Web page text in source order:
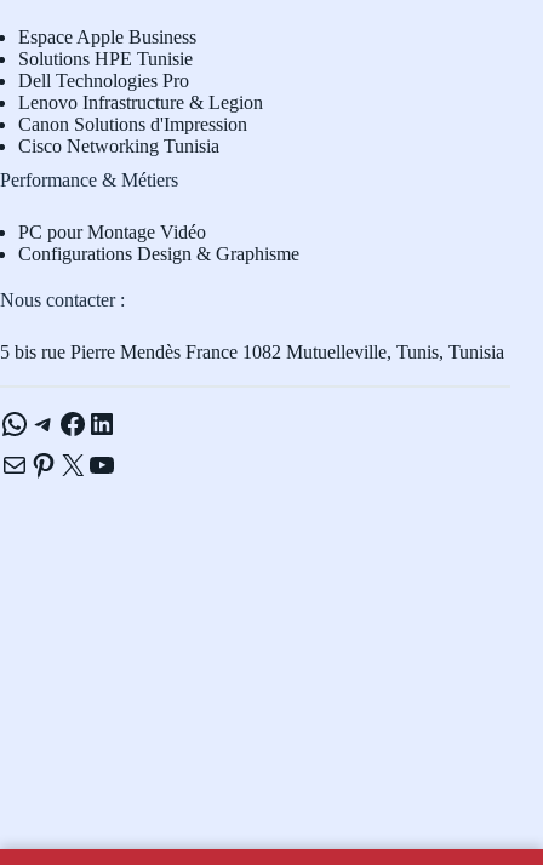
Espace Apple Business
Solutions HPE Tunisie
Dell Technologies Pro
Lenovo Infrastructure & Legion
Canon Solutions d'Impression
Cisco Networking Tunisia
Performance & Métiers
PC pour Montage Vidéo
Configurations Design & Graphisme
Nous contacter :
5 bis rue Pierre Mendès France 1082 Mutuelleville, Tunis, Tunisia
WhatsApp
Telegram
Facebook
LinkedIn
E-mailPinterest
X YouTube